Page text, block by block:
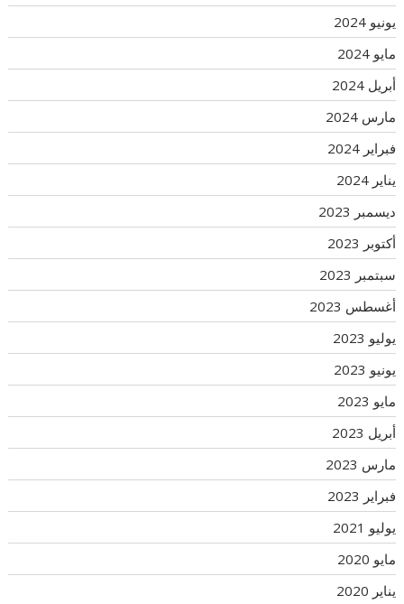
يونيو 2024
مايو 2024
أبريل 2024
مارس 2024
فبراير 2024
يناير 2024
ديسمبر 2023
أكتوبر 2023
سبتمبر 2023
أغسطس 2023
يوليو 2023
يونيو 2023
مايو 2023
أبريل 2023
مارس 2023
فبراير 2023
يوليو 2021
مايو 2020
يناير 2020